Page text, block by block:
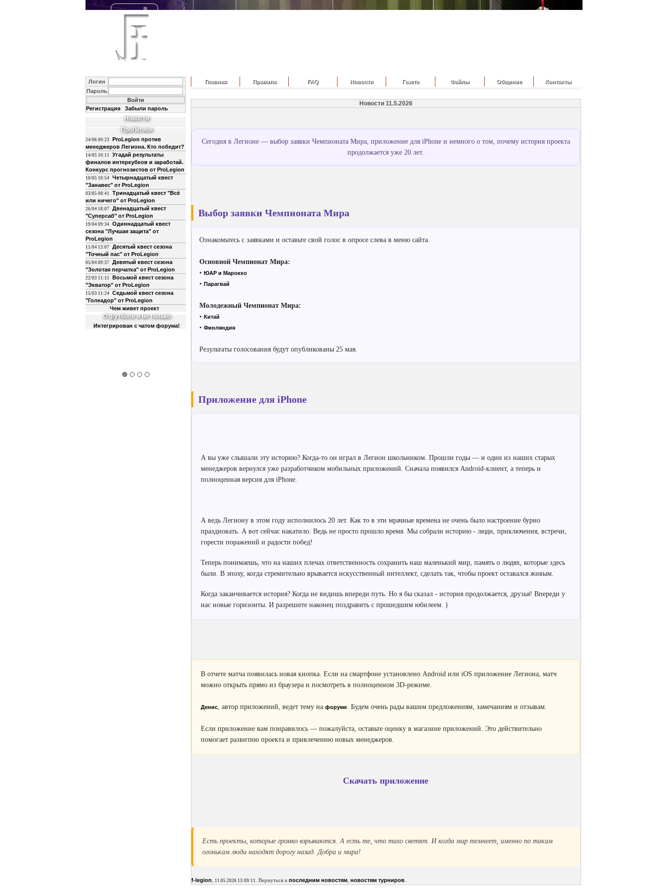
Логин
Пароль
Регистрация Забыли пароль
Новости
ПроЛегион
24/06 09:23
ProLegion против
менеджеров Легиона. Кто победит?
14/05 10:11
Угадай результаты
финалов интеркубков и заработай.
Конкурс прогнозистов от ProLegion
10/05 10:54 Четырнадцатый квест
"Занавес" от ProLegion
03/05 08:41
Тринадцатый квест "Всё
или ничего" от ProLegion
26/04 18:07 Двенадцатый квест
"Суперсаб" от ProLegion
19/04 09:34 Одиннадцатый квест
сезона "Лучшая защита" от
ProLegion
11/04 13:07 Десятый квест сезона
"Точный пас" от ProLegion
05/04 09:37 Девятый квест сезона
"Золотая перчатка" от ProLegion
22/03 11:15
Восьмой квест сезона
"Экватор" от ProLegion
15/03 11:24 Седьмой квест сезона
"Голеадор" от ProLegion
Чем живет проект
О футболе и не только
Интегрирован с чатом форума!
Главная Правила FAQ Новости Газета Файлы Общение Контакты
Новости 11.5.2026
Сегодня в Легионе — выбор заявки Чемпионата Мира, приложение для iPhone и немного о том, почему история проекта
продолжается уже 20 лет.
Выбор заявки Чемпионата Мира
Ознакомьтесь с заявками и оставьте свой голос в опросе слева в меню сайта.
Основной Чемпионат Мира:
• ЮАР и Марокко
• Парагвай
Молодежный Чемпионат Мира:
• Китай
• Финляндия
Результаты голосования будут опубликованы 25 мая.
Приложение для iPhone
А вы уже слышали эту историю? Когда-то он играл в Легион школьником. Прошли годы — и один из наших старых
менеджеров вернулся уже разработчиком мобильных приложений. Сначала появился Android-клиент, а теперь и
полноценная версия для iPhone.
А ведь Легиону в этом году исполнилось 20 лет. Как то в эти мрачные времена не очень было настроение бурно
праздновать. А вот сейчас накатило. Ведь не просто прошло время. Мы собрали историю - люди, приключения, встречи,
горести поражений и радости побед!
Теперь понимаешь, что на наших плечах ответственность сохранить наш маленький мир, память о людях, которые здесь
были. В эпоху, когда стремительно врывается искусственный интеллект, сделать так, чтобы проект оставался живым.
Когда заканчивается история? Когда не видишь впереди путь. Но я бы сказал - история продолжается, друзья! Впереди у
нас новые горизонты. И разрешите наконец поздравить с прошедшим юбилеем. )
В отчете матча появилась новая кнопка. Если на смартфоне установлено Android или iOS приложение Легиона, матч
можно открыть прямо из браузера и посмотреть в полноценном 3D-режиме.
Денис, автор приложений, ведет тему на форуме. Будем очень рады вашим предложениям, замечаниям и отзывам.
Если приложение вам понравилось — пожалуйста, оставьте оценку в магазине приложений. Это действительно
помогает развитию проекта и привлечению новых менеджеров.
Скачать приложение
Есть проекты, которые громко взрываются. А есть те, что тихо светят. И когда мир темнеет, именно по таким
огонькам люди находят дорогу назад. Добра и мира!
f-legion, 11.05.2026 13:09:11 . Вернуться к последним новостям новостям турниров.